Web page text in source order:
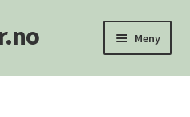
Meny